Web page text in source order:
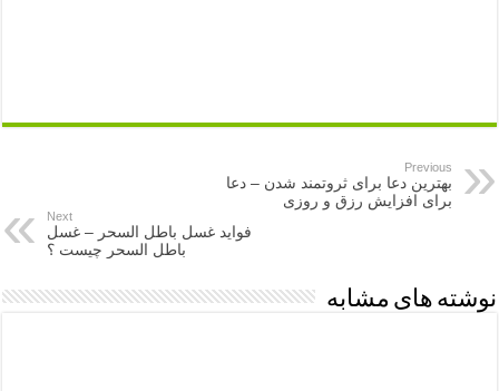
Previous
بهترین دعا برای ثروتمند شدن – دعا
برای افزایش رزق و روزی
Next
فواید غسل باطل السحر – غسل
باطل السحر چیست ؟
نوشته های مشابه